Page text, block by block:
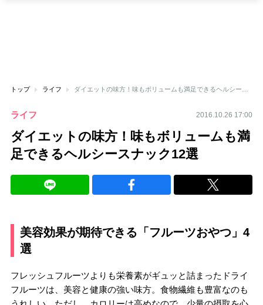
トップ ライフ
ライフ 2016.10.26 17:00
ダイエットの味方！味もボリュームも満
足できるヘルシースナック12選
美容効果が期待できる「フルーツおやつ」4
選
フレッシュフルーツよりも栄養素がギュッと詰まったドライ
フルーツは、美容と健康の強い味方。食物繊維も豊富なのも